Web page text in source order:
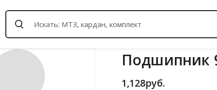
Подшипник
1,128руб.